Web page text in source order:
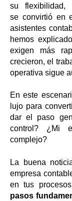
su
se convirtió en
asistentes
hemos
exigen más
crecieron, el
operativa sigue
En este
lujo para
dar el paso
control? ¿Mi
complejo?
La buena
empresa
en tus
pasos